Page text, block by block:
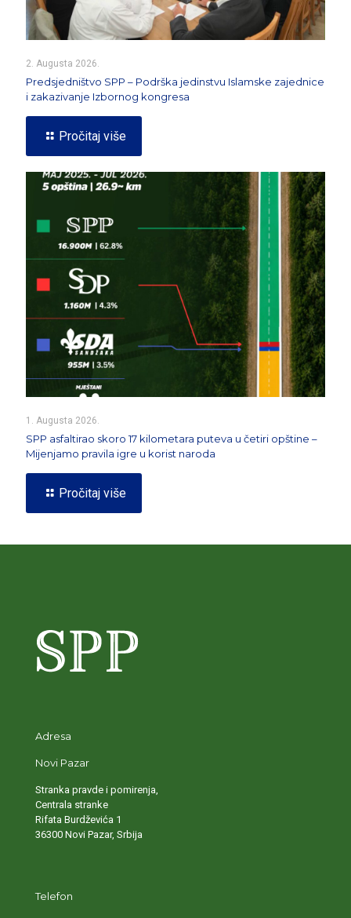
2. Augusta 2026.
Predsjedništvo SPP – Podrška jedinstvu Islamske zajednice
i zakazivanje Izbornog kongresa
Pročitaj više
1. Augusta 2026.
SPP asfaltirao skoro 17 kilometara puteva u četiri opštine –
Mijenjamo pravila igre u korist naroda
Pročitaj više
Adresa
Novi Pazar
Stranka pravde i pomirenja,
Centrala stranke
Rifata Burdževića 1
36300 Novi Pazar, Srbija
Telefon